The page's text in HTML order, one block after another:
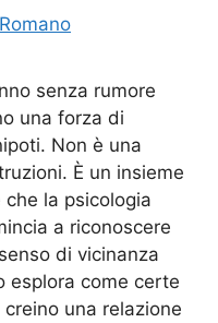
senza rumore
una forza di
Non è una
È un insieme
la psicologia
a riconoscere
di vicinanza
esplora come certe
una relazione